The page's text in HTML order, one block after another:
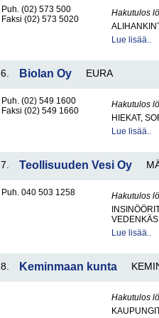
Puh. (02) 573 500
Faksi (02) 573 5020
Hakutulos
Lue lisää..
6. Biolan Oy EURA
Puh. (02) 549 1600
Faksi (02) 549 1660
Hakutulos
HIEKAT,
Lue lisää..
7. Teollisuuden Vesi Oy
Puh. 040 503 1258
Hakutulos
Lue lisää..
8. Keminmaan kunta
Hakutulos